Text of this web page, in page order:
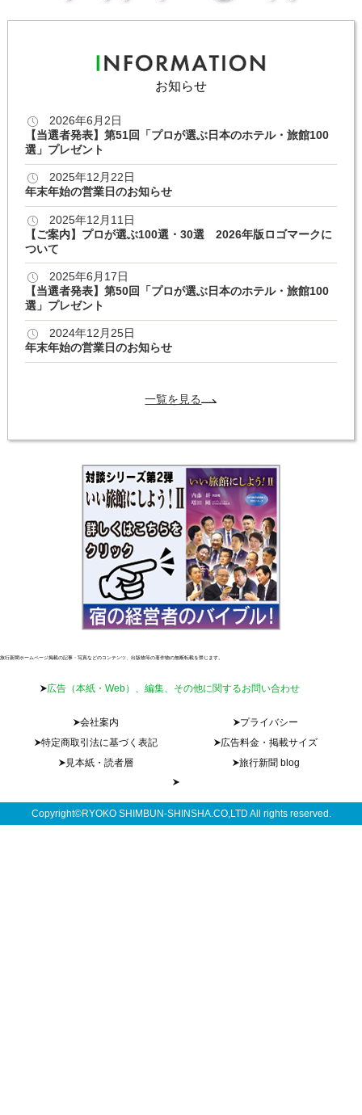
お知らせ
2026年6月2日
【当選者発表】第51回「プロが選ぶ日本のホテル・旅館100
選」プレゼント
2025年12月22日
年末年始の営業日のお知らせ
2025年12月11日
【ご案内】プロが選ぶ100選・30選 2026年版ロゴマークに
ついて
2025年6月17日
【当選者発表】第50回「プロが選ぶ日本のホテル・旅館100
選」プレゼント
2024年12月25日
年末年始の営業日のお知らせ
一覧を見る
旅行新聞ホームページ掲載の記事・写真などのコンテンツ、出版物等の著作物の無断転載を禁じます。
広告（本紙・Web）、編集、その他に関するお問い合わせ
会社案内
プライバシー
特定商取引法に基づく表記
広告料金・掲載サイズ
見本紙・読者層
旅行新聞 blog
Copyright©RYOKO SHIMBUN-SHINSHA.CO,LTD All rights reserved.